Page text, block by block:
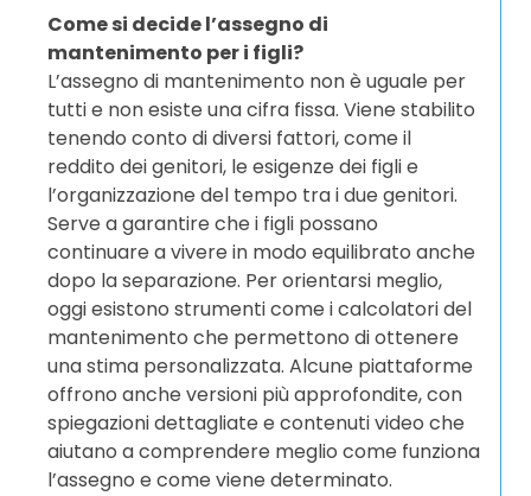
Come si decide l’assegno di
mantenimento per i figli?
L’assegno di mantenimento non è uguale per
tutti e non esiste una cifra fissa. Viene stabilito
tenendo conto di diversi fattori, come il
reddito dei genitori, le esigenze dei figli e
l’organizzazione del tempo tra i due genitori.
Serve a garantire che i figli possano
continuare a vivere in modo equilibrato anche
dopo la separazione. Per orientarsi meglio,
oggi esistono strumenti come i calcolatori del
mantenimento che permettono di ottenere
una stima personalizzata. Alcune piattaforme
offrono anche versioni più approfondite, con
spiegazioni dettagliate e contenuti video che
aiutano a comprendere meglio come funziona
l’assegno e come viene determinato.